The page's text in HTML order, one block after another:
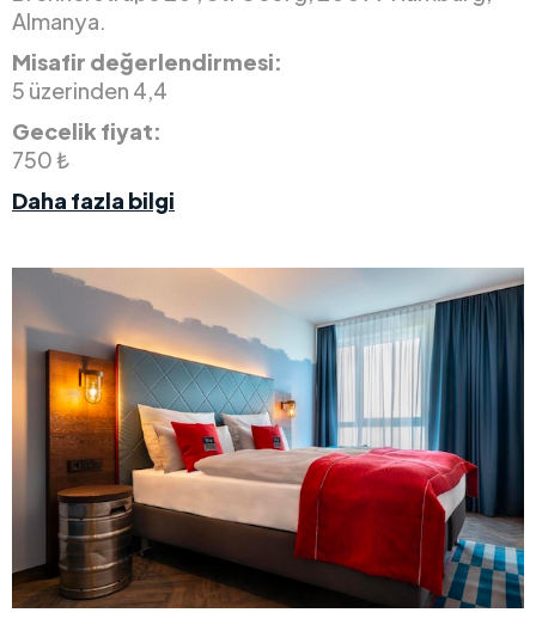
Almanya.
Misafir değerlendirmesi:
5 üzerinden 4,4
Gecelik fiyat:
750 ₺
Daha fazla bilgi